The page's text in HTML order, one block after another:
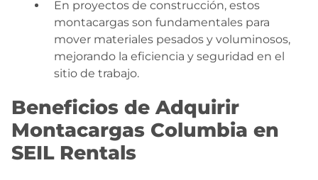
En proyectos de construcción, estos
montacargas son fundamentales para
mover materiales pesados y voluminosos,
mejorando la eficiencia y seguridad en el
sitio de trabajo.
Beneficios de Adquirir
Montacargas Columbia en
SEIL Rentals